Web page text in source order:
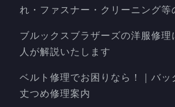
れ・ファスナー・クリーニング等
ブルックスブラザーズの洋服修理
人が解説いたします
ベルト修理でお困りなら！｜バッ
丈つめ修理案内